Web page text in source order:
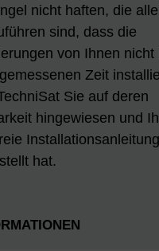
nicht haften, die
sind, dass die
von Ihnen nicht
Zeit
Sie auf deren
hingewiesen und
Installationsanleitung
hat.